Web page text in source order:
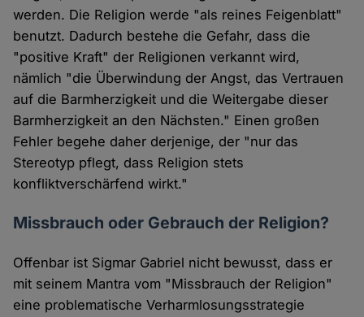
werden. Die Religion werde "als reines Feigenblatt"
benutzt. Dadurch bestehe die Gefahr, dass die
"positive Kraft" der Religionen verkannt wird,
nämlich "die Überwindung der Angst, das Vertrauen
auf die Barmherzigkeit und die Weitergabe dieser
Barmherzigkeit an den Nächsten." Einen großen
Fehler begehe daher derjenige, der "nur das
Stereotyp pflegt, dass Religion stets
konfliktverschärfend wirkt."
Missbrauch oder Gebrauch der Religion?
Offenbar ist Sigmar Gabriel nicht bewusst, dass er
mit seinem Mantra vom "Missbrauch der Religion"
eine problematische Verharmlosungsstrategie